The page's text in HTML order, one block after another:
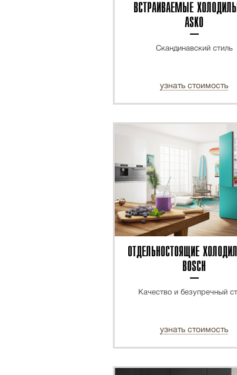
ВСТРАИВАЕМЫЕ
ASKO
Скандинавский стиль
узнать стоимость
ОТДЕЛЬНОСТОЯЩИЕ
BOSCH
Качество и безупречный
узнать стоимость